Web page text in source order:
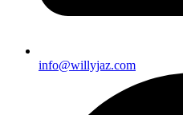
info@willyjaz.com